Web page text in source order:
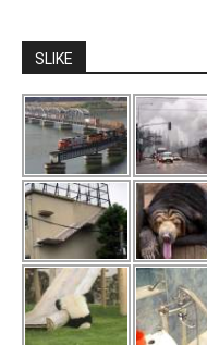
SLIKE